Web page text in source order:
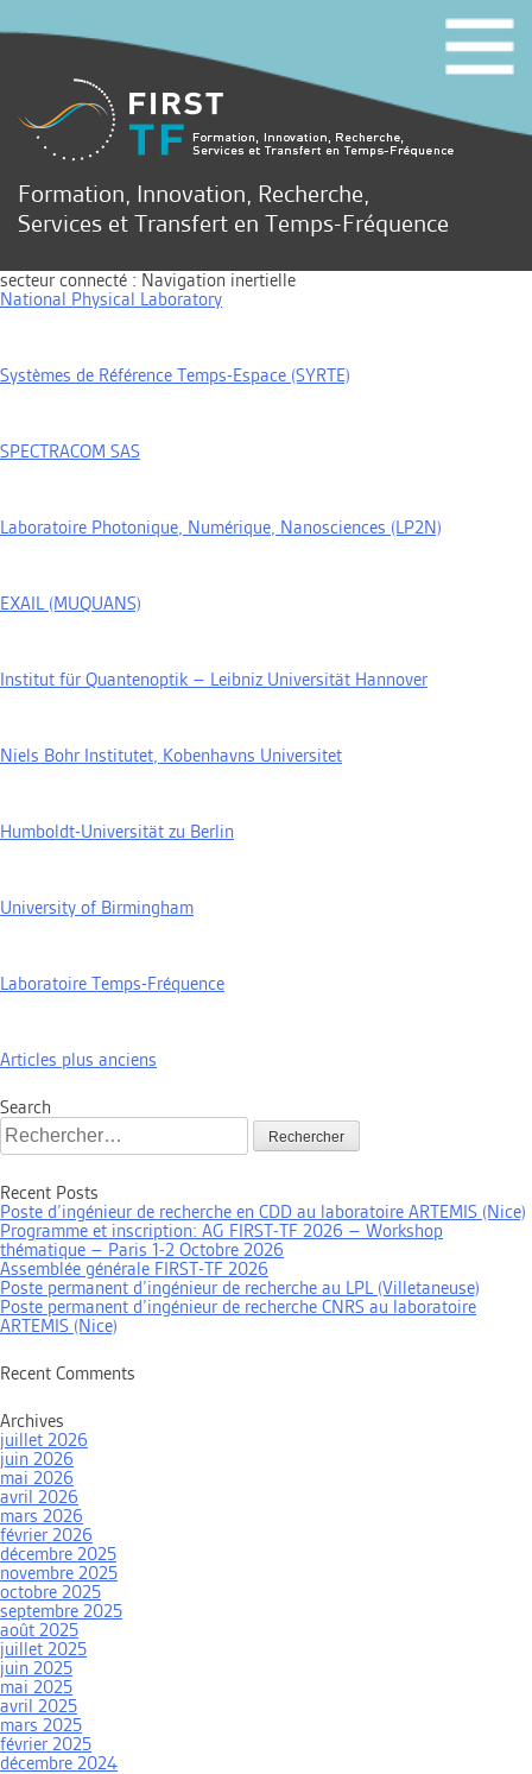
Formation, Innovation, Recherche,
Services et Transfert en Temps-Fréquence
secteur connecté : Navigation inertielle
National Physical Laboratory
Systèmes de Référence Temps-Espace (SYRTE)
SPECTRACOM SAS
Laboratoire Photonique, Numérique, Nanosciences (LP2N)
EXAIL (MUQUANS)
Institut für Quantenoptik – Leibniz Universität Hannover
Niels Bohr Institutet, Kobenhavns Universitet
Humboldt-Universität zu Berlin
University of Birmingham
Laboratoire Temps-Fréquence
Navigation
articles
Articles plus anciens
Search
Rechercher :
Recent Posts
Poste d’ingénieur de recherche en CDD au laboratoire ARTEMIS (Nice)
Programme et inscription: AG FIRST-TF 2026 – Workshop
thématique – Paris 1-2 Octobre 2026
Assemblée générale FIRST-TF 2026
Poste permanent d’ingénieur de recherche au LPL (Villetaneuse)
Poste permanent d’ingénieur de recherche CNRS au laboratoire
ARTEMIS (Nice)
Recent Comments
Archives
juillet 2026
juin 2026
mai 2026
avril 2026
mars 2026
février 2026
décembre 2025
novembre 2025
octobre 2025
septembre 2025
août 2025
juillet 2025
juin 2025
mai 2025
avril 2025
mars 2025
février 2025
décembre 2024